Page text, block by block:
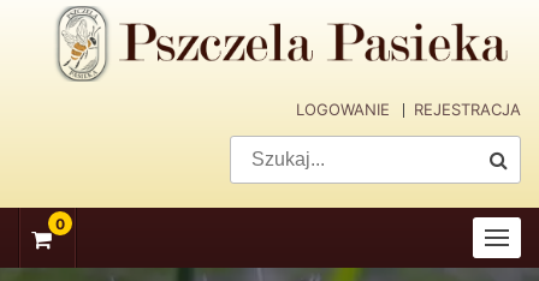
navigation
LOGOWANIE REJESTRACJA
0